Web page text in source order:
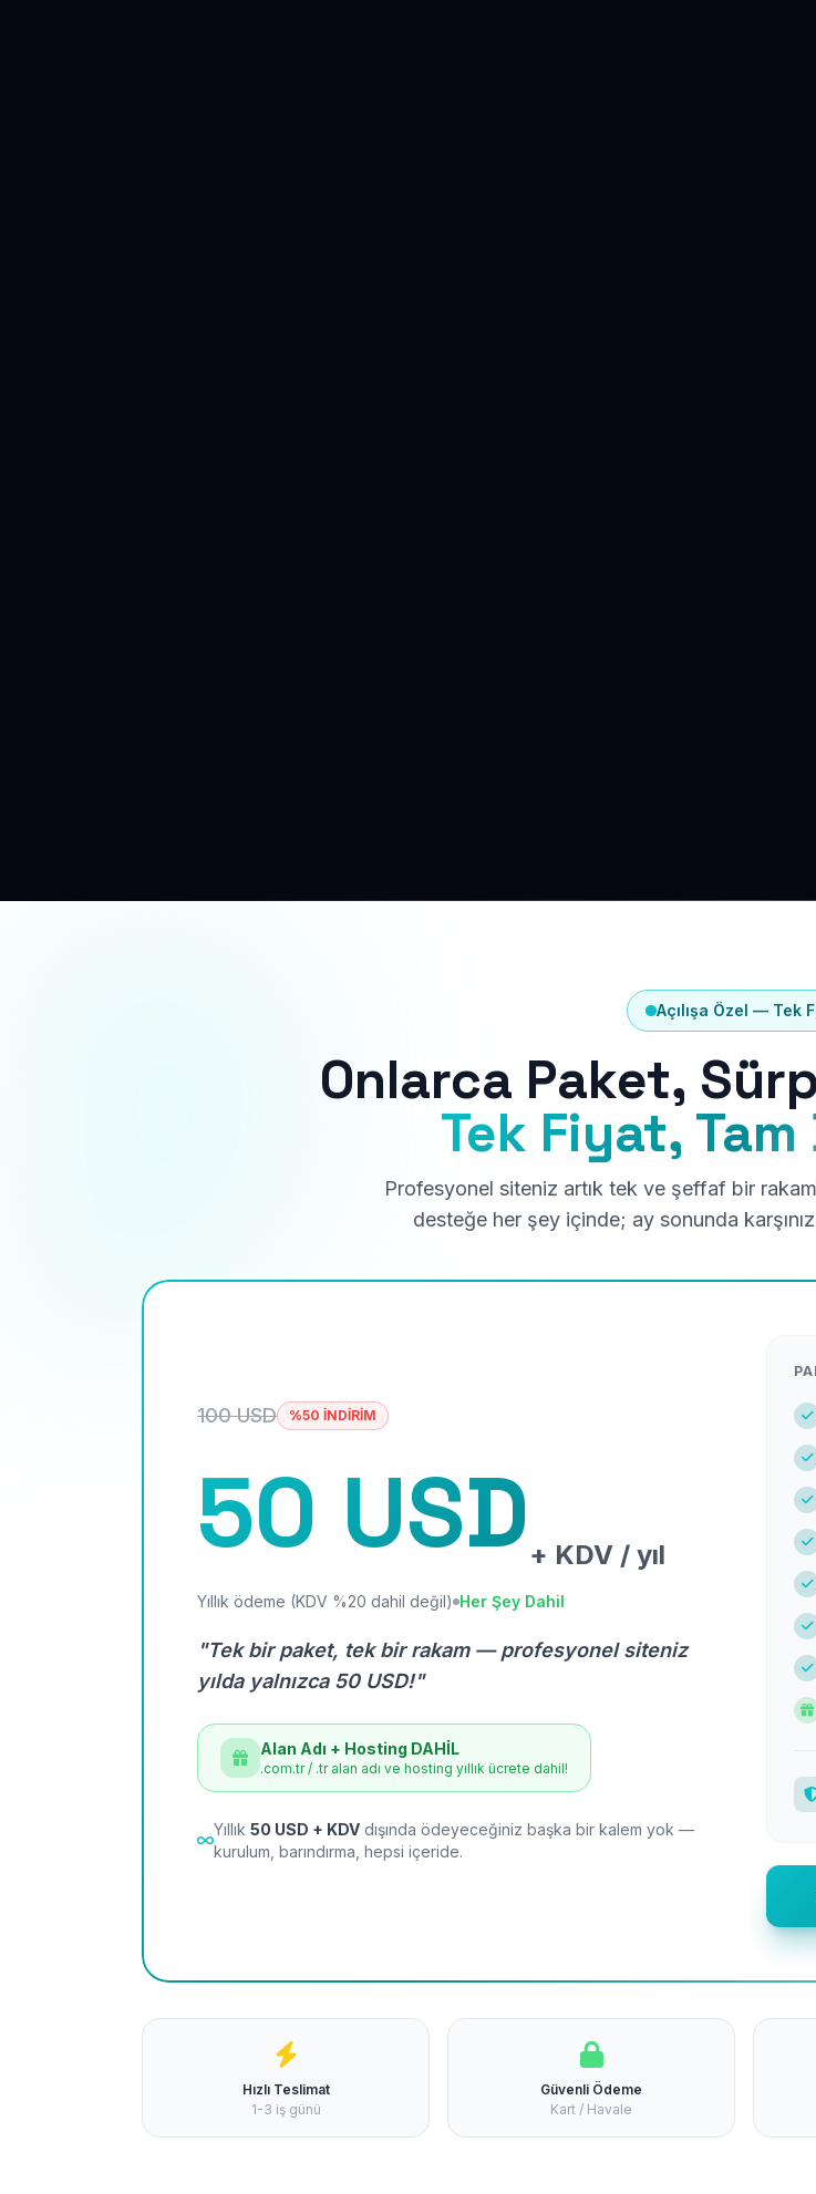
Açılışa Özel — Tek
Onlarca Paket,
Tek Fiyat, Tam
Profesyonel siteniz artık tek ve şeffaf bir
desteğe her şey içinde; ay sonunda
100 USD %50 İNDİRİM
50 USD+ KDV / yıl
Yıllık ödeme (KDV %20 dahil değil) Her Şey Dahil
"Tek bir paket, tek bir rakam — profesyonel siteniz
yılda yalnızca 50 USD!"
Alan Adı + Hosting DAHİL
.com.tr / .tr alan adı ve hosting yıllık ücrete dahil!
Yıllık 50 USD + KDV dışında ödeyeceğiniz başka bir kalem yok —
kurulum, barındırma, hepsi içeride.
Hızlı Teslimat
1-3 iş günü
Güvenli Ödeme
Kart / Havale